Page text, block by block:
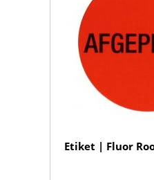
Etiket | Fluor